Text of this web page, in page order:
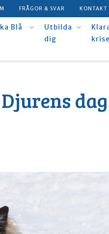
FRÅGOR & SVAR KONTAKT
Blå
Utbilda
dig